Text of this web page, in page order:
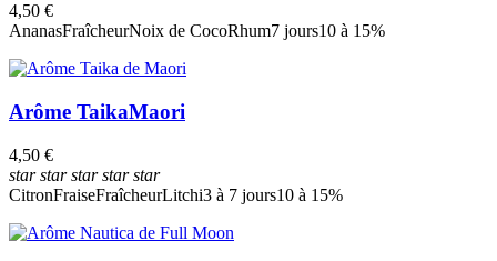
4,50 €
AnanasFraîcheurNoix de CocoRhum7 jours10 à 15%
Arôme TaikaMaori
4,50 €
starstarstarstarstar
CitronFraiseFraîcheurLitchi3 à 7 jours10 à 15%